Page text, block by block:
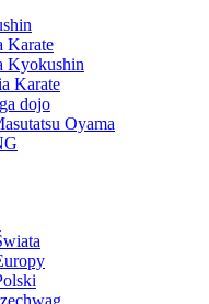
Karate
Kyokushin
Karate
dojo
Oyama